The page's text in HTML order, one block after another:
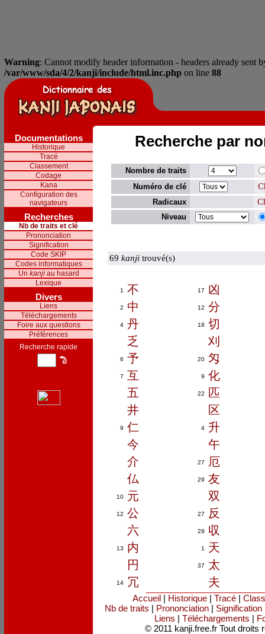
Warning: Cannot modify header information - headers already
/var/www/sda/4/2/kanji/include/html.inc.php on line 88
Documentations
Historique
Tracé
Classement
Codage
Kana
Configuration des
navigateurs
Recherches
Nb de traits et clé
Prononciation
Signification
Code SKIP
Codes informatiques
Un kanjiau hasard
Lexique
Divers
Liens
Téléchargements
Foire aux questions
Préférences
Recherche rapide
Recherche par
Nombre de traits
Numéro de clé
Radicaux
Niveau
69 kanji trouvé(s)
1 不 17 凶
2 中 12 分
4 丹 18
切
乏
刈
6 予 20 匁
7 互 9
化
五
22
匹
井
区
9 仁 4
升
今
午
介
27
厄
仏
29 友
10 元 双
12 公 27
反
六
29 収
13 内 1
天
円
37 太
14 冗 夫
Accueil | Historique | Tracé |
Nb de traits | Prononciation| Signification
Liens | Téléchargements |
© 2011 kanji.free.fr Tout droits